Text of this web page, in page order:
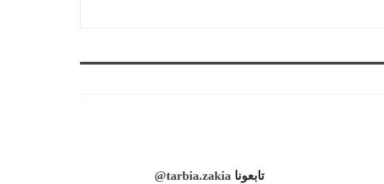
تابعونا @tarbia.zakia